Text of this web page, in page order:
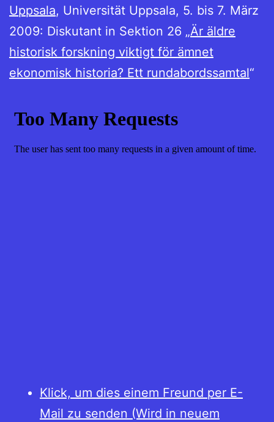
Uppsala, Universität Uppsala, 5. bis 7. März
2009: Diskutant in Sektion 26 „Är äldre
historisk forskning viktigt för ämnet
ekonomisk historia? Ett rundabordssamtal“
Klick, um dies einem Freund per E-
Mail zu senden (Wird in neuem